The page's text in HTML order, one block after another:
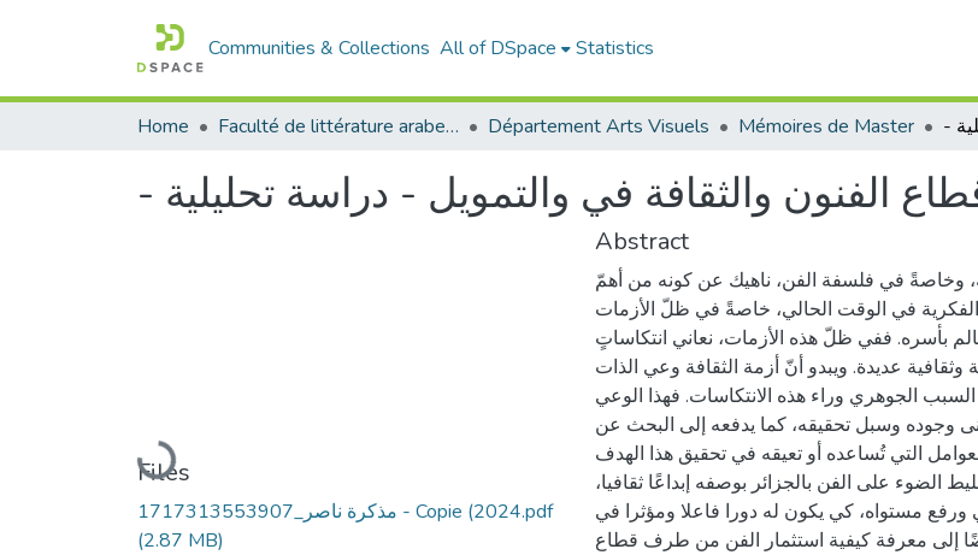
Communities & Collections All of DSpace Statistics
Home Faculté de littérature arabe et des arts Département Arts Visuels Mémoires de Master
الفنون والثقافة في والتمويل - دراسة تحليلية
Loading...
Files
1717313553907_مذكرة ناصر - Copie (2024.pdf
(2.87 MB)
Abstract
وخاصةً في فلسفة الفن، ناهيك عن كونه من أهمّ
في الوقت الحالي، خاصةً في ظلّ الأزمات
بأسره. ففي ظلّ هذه الأزمات، نعاني انتكاساتٍ
وثقافية عديدة. ويبدو أنّ أزمة الثقافة وعي الذات
السبب الجوهري وراء هذه الانتكاسات. فهذا الوعي
وجوده وسبل تحقيقه، كما يدفعه إلى البحث عن
التي تُساعده أو تعيقه في تحقيق هذا الهدف.
الضوء على الفن بالجزائر بوصفه إبداعًا ثقافيا،
مستواه، كي يكون له دورا فاعلا ومؤثرا في
إلى معرفة كيفية استثمار الفن من طرف قطاع